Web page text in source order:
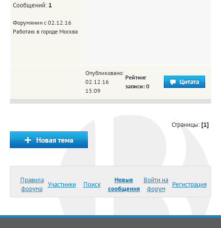
Сообщений: 1
Форумянин с 02.12.16
Работаю в городе Москва
Опубликовано:
02.12.16
15:09
Рейтинг
записи: 0
Страницы:[1]
Правила
форума
Участники Поиск
Новые
сообщения
Войти на
форум
Регистрация